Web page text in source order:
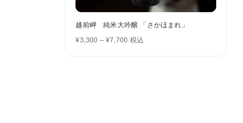
越前岬 純米大吟醸 「さかほまれ」
¥3,300 –¥7,700価税込